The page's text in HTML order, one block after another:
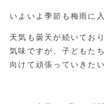
いよいよ季節も梅雨に
天気も曇天が続いてお
気味ですが、子どもた
向けて頑張っていきた